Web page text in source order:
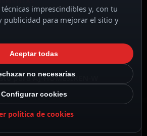
para AJ-HOMESIREN-W
imprescindibles y, con tu
publicidad para mejorar el sitio y
Aceptar todas
no necesarias
Configurar cookies
política de cookies